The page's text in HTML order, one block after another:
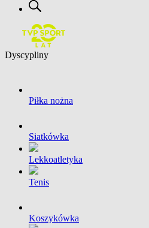
Dyscypliny
Piłka nożna
Siatkówka
Lekkoatletyka
Tenis
Koszykówka